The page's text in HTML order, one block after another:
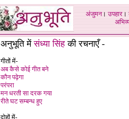
अंजुमन।उपहार।
अनुभूति मेंसंध्या सिंह की रचनाएँ -
गीतों में-
अब कैसे कोई गीत बने
कौन पढ़ेगा
परंपरा
मन धरती सा दरक गया
रीते घट सम्बन्ध हुए
दोहों में-